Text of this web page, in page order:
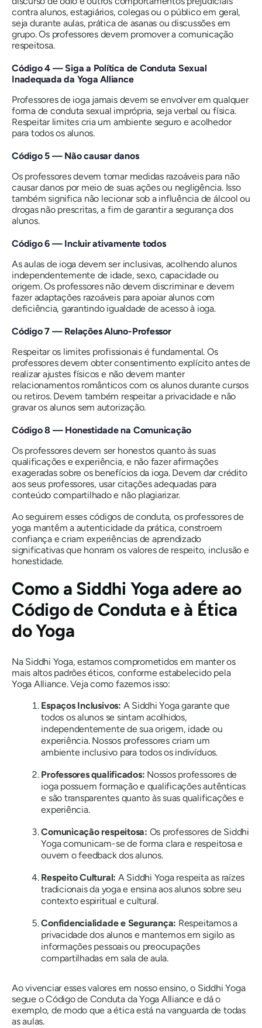
contra alunos, estagiários, colegas ou o público em geral,
seja durante aulas, prática de asanas ou discussões em
grupo. Os professores devem promover a comunicação
respeitosa.
Código 4 — Siga a Política de Conduta Sexual
Inadequada da Yoga Alliance
Professores de ioga jamais devem se envolver em qualquer
forma de conduta sexual imprópria, seja verbal ou física.
Respeitar limites cria um ambiente seguro e acolhedor
para todos os alunos.
Código 5 — Não causar danos
Os professores devem tomar medidas razoáveis ​​para não
causar danos por meio de suas ações ou negligência. Isso
também significa não lecionar sob a influência de álcool ou
drogas não prescritas, a fim de garantir a segurança dos
alunos.
Código 6 — Incluir ativamente todos
As aulas de ioga devem ser inclusivas, acolhendo alunos
independentemente de idade, sexo, capacidade ou
origem. Os professores não devem discriminar e devem
fazer adaptações razoáveis ​​para apoiar alunos com
deficiência, garantindo igualdade de acesso à ioga.
Código 7 — Relações Aluno-Professor
Respeitar os limites profissionais é fundamental. Os
professores devem obter consentimento explícito antes de
realizar ajustes físicos e não devem manter
relacionamentos românticos com os alunos durante cursos
ou retiros. Devem também respeitar a privacidade e não
gravar os alunos sem autorização.
Código 8 — Honestidade na Comunicação
Os professores devem ser honestos quanto às suas
qualificações e experiência, e não fazer afirmações
exageradas sobre os benefícios da ioga. Devem dar crédito
aos seus professores, usar citações adequadas para
conteúdo compartilhado e não plagiarizar.
Ao seguirem esses códigos de conduta, os professores de
yoga mantêm a autenticidade da prática, constroem
confiança e criam experiências de aprendizado
significativas que honram os valores de respeito, inclusão e
honestidade.
Como a Siddhi Yoga adere ao
Código de Conduta e à Ética
do Yoga
Na Siddhi Yoga, estamos comprometidos em manter os
mais altos padrões éticos, conforme estabelecido pela
Yoga Alliance. Veja como fazemos isso:
Espaços Inclusivos: A Siddhi Yoga garante que
todos os alunos se sintam acolhidos,
independentemente de sua origem, idade ou
experiência. Nossos professores criam um
ambiente inclusivo para todos os indivíduos.
Professores qualificados: Nossos professores de
ioga possuem formação e qualificações autênticas
e são transparentes quanto às suas qualificações e
experiência.
Comunicação respeitosa: Os professores de Siddhi
Yoga comunicam-se de forma clara e respeitosa e
ouvem o feedback dos alunos.
Respeito Cultural: A Siddhi Yoga respeita as raízes
tradicionais da yoga e ensina aos alunos sobre seu
contexto espiritual e cultural.
Confidencialidade e Segurança: Respeitamos a
privacidade dos alunos e mantemos em sigilo as
informações pessoais ou preocupações
compartilhadas em sala de aula.
Ao vivenciar esses valores em nosso ensino, o Siddhi Yoga
segue o Código de Conduta da Yoga Alliance e dá o
exemplo, de modo que a ética está na vanguarda de todas
as aulas.